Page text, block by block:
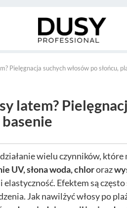
Pielęgnacja suchych włosów po słońcu,
latem?
basenie
wielu czynników,
UV, słona woda, chlororaz
elastyczność. Efektem są
Jak nawilżyć włosy po